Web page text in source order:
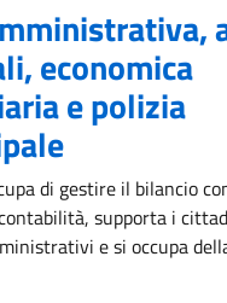
economica
e polizia
di gestire il bilancio
supporta i
e si occupa